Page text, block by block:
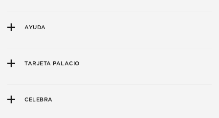
AYUDA
TARJETA PALACIO
CELEBRA